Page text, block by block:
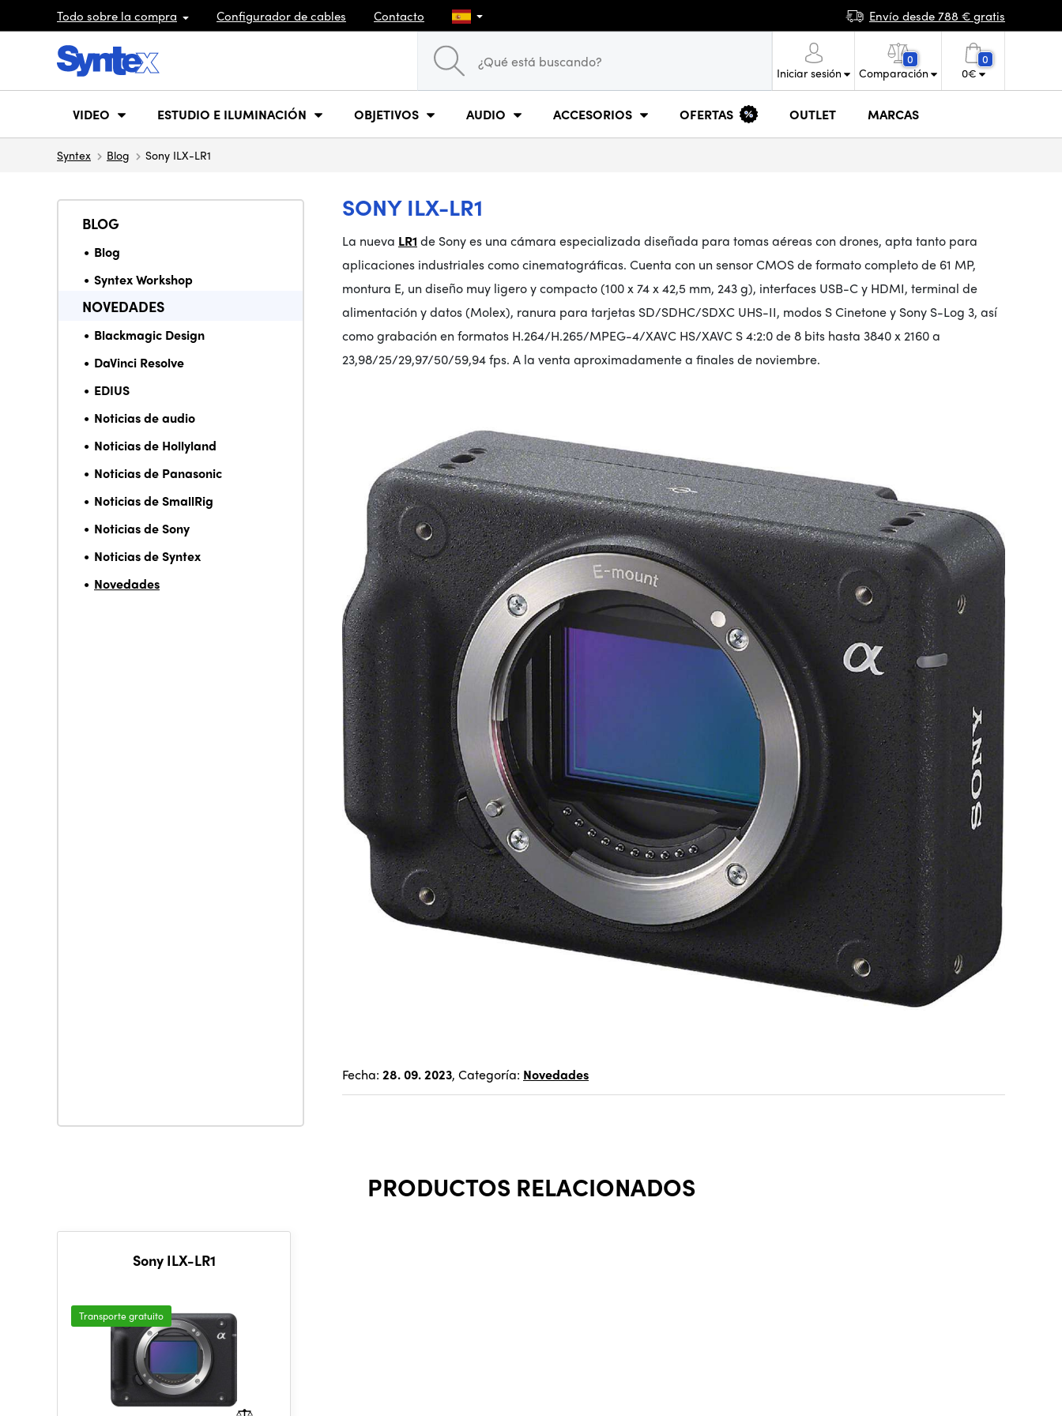
Todo sobre la compra Configurador de cables Contacto Envío desde 788 € gratis
Iniciar sesión
0
Comparación
0
0€
VIDEO ESTUDIO E ILUMINACIÓN OBJETIVOS AUDIO ACCESORIOS OFERTAS OUTLET MARCAS
Syntex Blog Sony ILX-LR1
SONY ILX-LR1
BLOG
Blog
Syntex Workshop
NOVEDADES
Blackmagic Design
DaVinci Resolve
EDIUS
Noticias de audio
Noticias de Hollyland
Noticias de Panasonic
Noticias de SmallRig
Noticias de Sony
Noticias de Syntex
Novedades
La nueva LR1 de Sony es una cámara especializada diseñada para tomas aéreas con drones, apta tanto para
aplicaciones industriales como cinematográficas. Cuenta con un sensor CMOS de formato completo de 61 MP,
montura E, un diseño muy ligero y compacto (100 x 74 x 42,5 mm, 243 g), interfaces USB-C y HDMI, terminal de
alimentación y datos (Molex), ranura para tarjetas SD/SDHC/SDXC UHS-II, modos S Cinetone y Sony S-Log 3, así
como grabación en formatos H.264/H.265/MPEG-4/XAVC HS/XAVC S 4:2:0 de 8 bits hasta 3840 x 2160 a
23,98/25/29,97/50/59,94 fps. A la venta aproximadamente a finales de noviembre.
Fecha: 28. 09. 2023, Categoría: Novedades
PRODUCTOS RELACIONADOS
Sony ILX-LR1
Transporte gratuito